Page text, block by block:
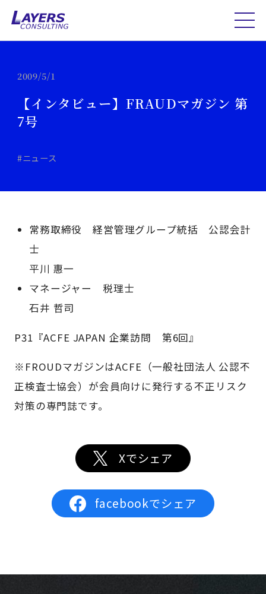
2009/5/1
【インタビュー】FRAUDマガジン 第
7号
#ニュース
常務取締役 経営管理グループ統括 公認会計
士
平川 惠一
マネージャー 税理士
石井 哲司
P31『ACFE JAPAN 企業訪問 第6回』
※FROUDマガジンはACFE（一般社団法人 公認不
正検査士協会）が会員向けに発行する不正リスク
対策の専門誌です。
Xでシェア
facebookでシェア